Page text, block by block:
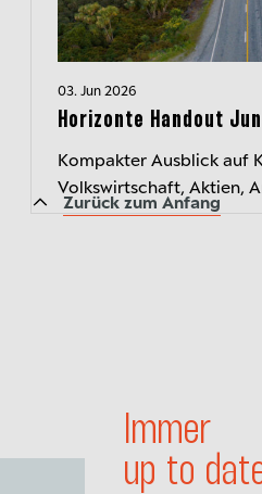
03. Jun 2026
Horizonte Handout
Kompakter Ausblick auf
Volkswirtschaft, Aktien,
und Währungen. Jeden
Immer
up to
Zurück zum Anfang